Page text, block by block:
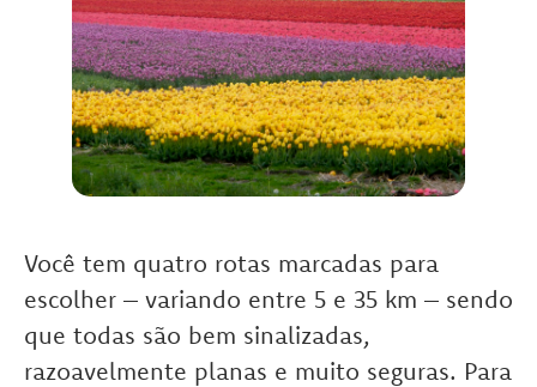
Você tem quatro rotas marcadas para
escolher – variando entre 5 e 35 km – sendo
que todas são bem sinalizadas,
razoavelmente planas e muito seguras. Para